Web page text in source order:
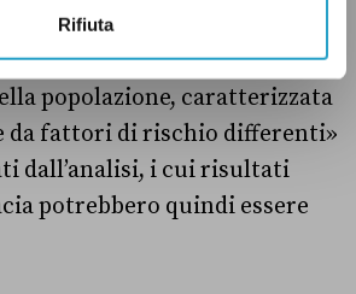
Rifiuta che al momento i
ormai una fetta
popolazione, caratterizzata
da fattori di rischio differenti»
dall’analisi, i cui risultati
potrebbero quindi essere